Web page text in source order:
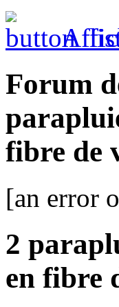
Forum
fibre de
[an error
2
en fibre